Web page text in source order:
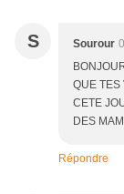
S Sourour
QUE TES
CETE
DES
Répondre